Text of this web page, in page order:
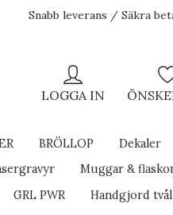
Snabb leverans / Säkra
LOGGA IN
BRÖLLOP Dekaler
Muggar &
GRL PWR Handgjord tvål